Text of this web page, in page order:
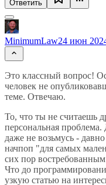
Ответить
MinimumLaw24 июн
Это классный вопрос!
человек не
теме. Отвечаю.
То, что ты не считаешь
персональная
даже не возьмусь -
начпоп "для самых
сих пор
Что до
узкую статью на